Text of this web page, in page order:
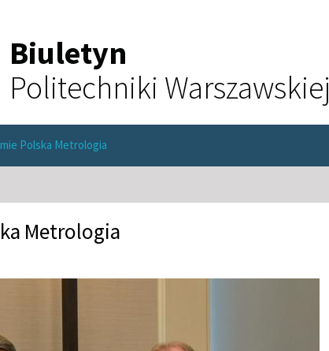
Biuletyn
Politechniki Warszawskiej
Polska Metrologia
Metrologia